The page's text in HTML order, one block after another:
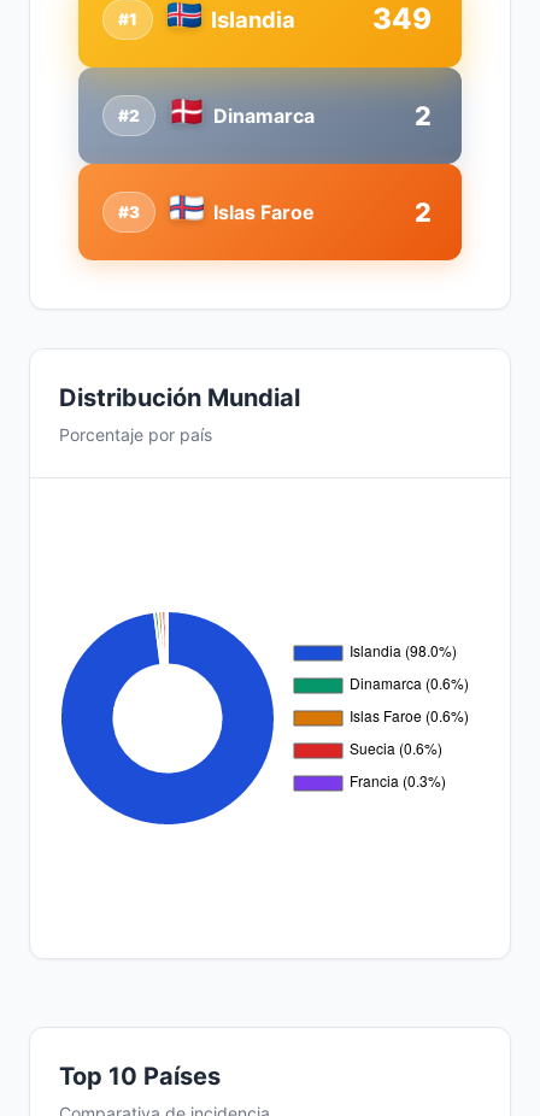
#2 Dinamarca 2
#1 Islandia 349
#3 Islas Faroe 2
Distribución Mundial
Porcentaje por país
Top 10 Países